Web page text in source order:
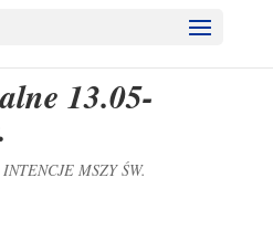
13.05-
INTENCJE MSZY ŚW.